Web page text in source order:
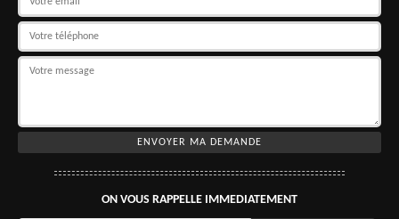
ON VOUS RAPPELLE IMMEDIATEMENT